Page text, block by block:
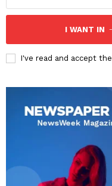
I WANT IN
I've read and accept the